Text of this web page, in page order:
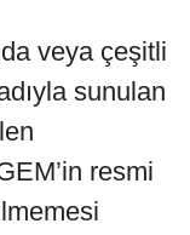
veya çeşitli
sunulan
resmi